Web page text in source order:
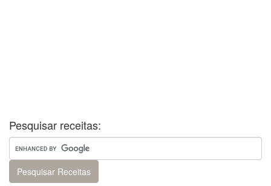
Pesquisar receitas: